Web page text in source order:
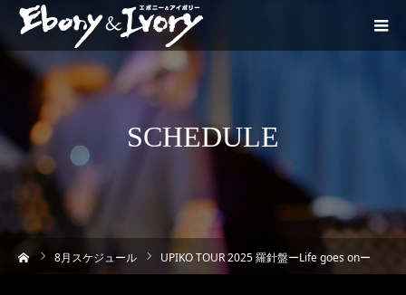
SCHEDULE
8月スケジュール UPIKO TOUR 2025 羅針盤ーLife goes onー